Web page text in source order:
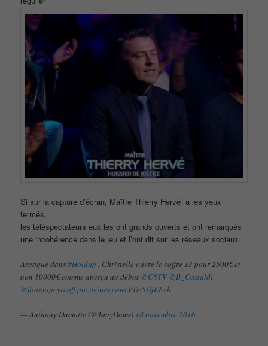
Si sur la capture d’écran, Maître Thierry Hervé a les yeux
fermés,
les téléspectateurs eux les ont grands ouverts et ont remarqués
une incohérence dans le jeu et l’ont dit sur les réseaux sociaux.
Arnaque dans#Holdup , Christelle ouvre le coffre 13 pour 2500€ et
non 10000€ comme aperçu au début @C8TV @B_Castaldi
@florentpeyreoffpic.twitter.com/VTm5OfEEvh
— Anthony Damotte (@TonyDams) 18 novembre 2016